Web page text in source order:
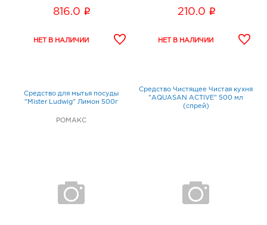
816.0 i 210.0 i
Средство для мытья посуды
"Mister Ludwig" Лимон 500г
РОМАКС
Средство Чистящее Чистая кухня
"AQUASАN ACTIVE" 500 мл
(спрей)